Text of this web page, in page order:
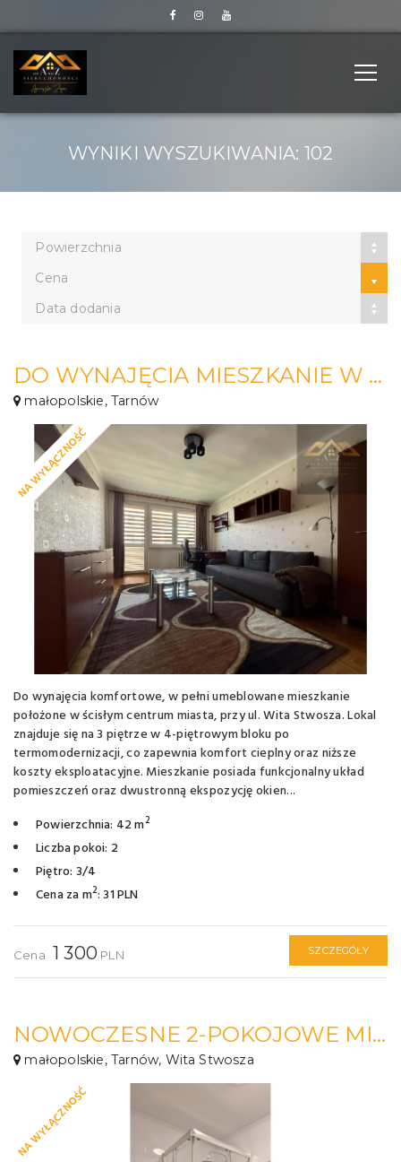
WYNIKI WYSZUKIWANIA: 102
Powierzchnia
Cena
Data dodania
DO WYNAJĘCIA MIESZKANIE W CENTRUM 2 POKOJOWE
małopolskie, Tarnów
NA WYŁĄCZNOŚĆ
Do wynajęcia komfortowe, w pełni umeblowane mieszkanie
położone w ścisłym centrum miasta, przy ul. Wita Stwosza. Lokal
znajduje się na 3 piętrze w 4-piętrowym bloku po
termomodernizacji, co zapewnia komfort cieplny oraz niższe
koszty eksploatacyjne. Mieszkanie posiada funkcjonalny układ
pomieszczeń oraz dwustronną ekspozycję okien...
Powierzchnia: 42 m2
Liczba pokoi: 2
Piętro: 3/4
Cena za m2: 31 PLN
Cena 1 300 PLN SZCZEGÓŁY
NOWOCZESNE 2-POKOJOWE MIESZKANIE BLISKO CENTRUM!
małopolskie, Tarnów, Wita Stwosza
NA WYŁĄCZNOŚĆ